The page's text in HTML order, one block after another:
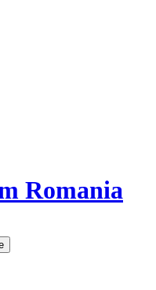
Romania